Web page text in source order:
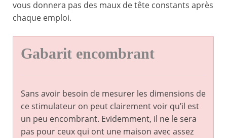
vous donnera pas des maux de tête constants après
chaque emploi.
Gabarit encombrant
Sans avoir besoin de mesurer les dimensions de
ce stimulateur on peut clairement voir qu’il est
un peu encombrant. Evidemment, il ne le sera
pas pour ceux qui ont une maison avec assez